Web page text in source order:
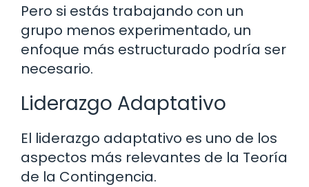
Pero si estás trabajando con un
grupo menos experimentado, un
enfoque más estructurado podría ser
necesario.
Liderazgo Adaptativo
El liderazgo adaptativo es uno de los
aspectos más relevantes de la Teoría
de la Contingencia.